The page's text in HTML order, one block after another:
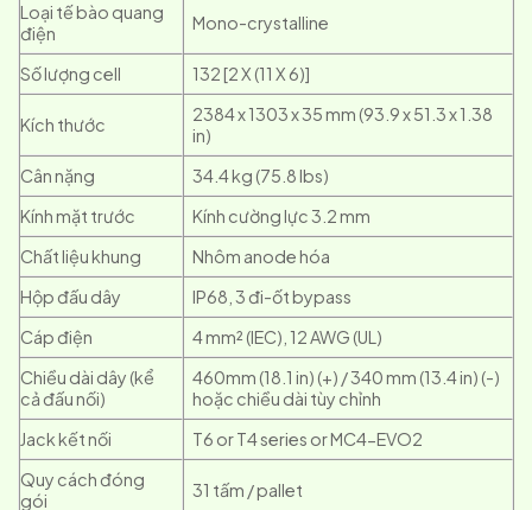
Loại tế bào quang
điện
Mono-crystalline
Số lượng cell 132 [2 X (11 X 6)]
Kích thước
2384 x 1303 x 35 mm (93.9 x 51.3 x 1.38
in)
Cân nặng
34.4 kg (75.8 Ibs)
Kính mặt trước
Kính cường lực 3.2 mm
Chất liệu khung
Nhôm anode hóa
Hộp đấu dây
IP68, 3 đi-ốt bypass
Cáp điện
4 mm² (IEC), 12 AWG (UL)
Chiều dài dây (kể
cả đấu nối)
460mm (18.1 in) (+) / 340 mm (13.4 in) (-)
hoặc chiều dài tùy chỉnh
Jack kết nối
T6 or T4 series or MC4-EVO2
Quy cách đóng
gói
31 tấm / pallet